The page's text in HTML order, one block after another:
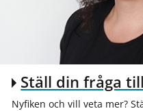
Ställ din fråga
Nyfiken och vill veta mer?